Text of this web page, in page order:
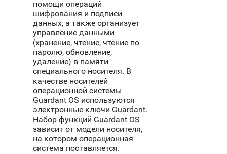
помощи операций
шифрования и подписи
данных, а также организует
управление данными
(хранение, чтение, чтение по
паролю, обновление,
удаление) в памяти
специального носителя. В
качестве носителей
операционной системы
Guardant OS используются
электронные ключи Guardant.
Набор функций Guardant OS
зависит от модели носителя,
на котором операционная
система поставляется.